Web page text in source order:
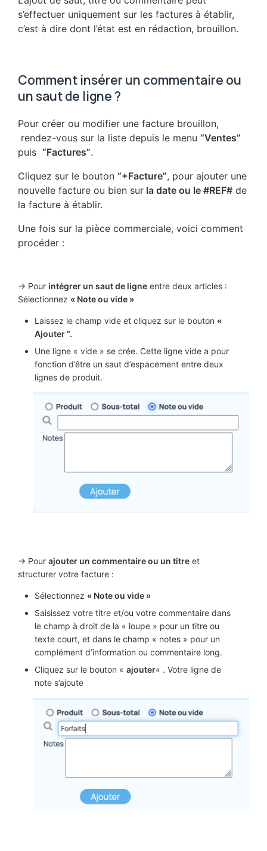
s’effectuer uniquement sur les factures à établir,
c’est à dire dont l’état est en rédaction, brouillon.
Comment insérer un commentaire ou
un saut de ligne ?
Pour créer ou modifier une facture brouillon,
rendez-vous sur la liste depuis le menu “Ventes”
puis “Factures”.
Cliquez sur le bouton “+Facture”, pour ajouter une
nouvelle facture ou bien sur la date ou le #REF# de
la facture à établir.
Une fois sur la pièce commerciale, voici comment
procéder :
-> Pour intégrer un saut de ligne entre deux articles :
Sélectionnez « Note ou vide »
Laissez le champ vide et cliquez sur le bouton «
Ajouter “.
Une ligne « vide » se crée. Cette ligne vide a pour
fonction d’être un saut d’espacement entre deux
lignes de produit.
-> Pour ajouter un commentaire ou un titre et
structurer votre facture :
Sélectionnez « Note ou vide »
Saisissez votre titre et/ou votre commentaire dans
le champ à droit de la « loupe » pour un titre ou
texte court, et dans le champ « notes » pour un
complément d’information ou commentaire long.
Cliquez sur le bouton « ajouter« . Votre ligne de
note s’ajoute